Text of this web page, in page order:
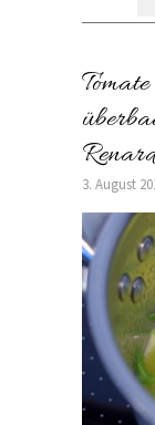
Renard
3. August